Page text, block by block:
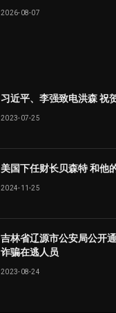
2026-08-07
习近平、李强致电洪森 祝
2023-07-25
美国下任财长贝森特 和他
2024-11-25
吉林省辽源市公安局公开
诈骗在逃人员
2023-08-24